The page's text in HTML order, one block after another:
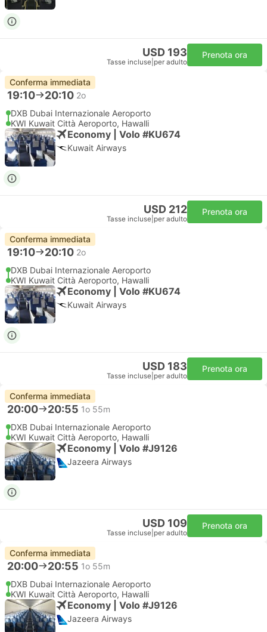
USD 193
Tasse incluse per adulto
Prenota ora
Conferma immediata
19:10 20:10 2o
DXB Dubai Internazionale Aeroporto
KWI Kuwait Città Aeroporto, Hawalli
Economy | Volo #KU674
Kuwait Airways
USD 212
Tasse incluse per adulto
Prenota ora
Conferma immediata
19:10 20:10 2o
DXB Dubai Internazionale Aeroporto
KWI Kuwait Città Aeroporto, Hawalli
Economy | Volo #KU674
Kuwait Airways
USD 183
Tasse incluse per adulto
Prenota ora
Conferma immediata
20:00 20:55 1o 55m
DXB Dubai Internazionale Aeroporto
KWI Kuwait Città Aeroporto, Hawalli
Economy | Volo #J9126
Jazeera Airways
USD 109
Tasse incluse per adulto
Prenota ora
Conferma immediata
20:00 20:55 1o 55m
DXB Dubai Internazionale Aeroporto
KWI Kuwait Città Aeroporto, Hawalli
Economy | Volo #J9126
Jazeera Airways